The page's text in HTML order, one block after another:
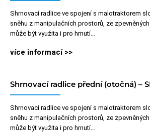
Shrnovací radlice ve spojení s malotraktorem
sněhu z manipulačních prostorů, ze
může být využita i pro hrnutí…
více informací >>
Shrnovací radlice přední (otočná) –
Shrnovací radlice ve spojení s malotraktorem
sněhu z manipulačních prostorů, ze
může být využita i pro hrnutí…